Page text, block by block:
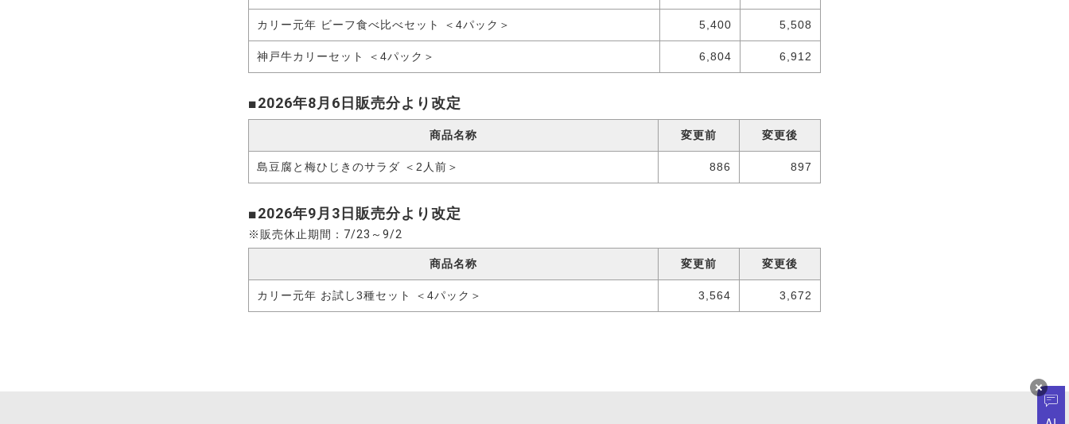
カリー元年 ビーフ食べ比べセット ＜4パック＞ 5,400 5,508
神戸牛カリーセット ＜4パック＞ 6,804 6,912
■2026年8月6日販売分より改定
商品名称 変更前 変更後
島豆腐と梅ひじきのサラダ ＜2人前＞ 886 897
■2026年9月3日販売分より改定
※販売休止期間：7/23～9/2
商品名称 変更前 変更後
カリー元年 お試し3種セット ＜4パック＞ 3,564 3,672